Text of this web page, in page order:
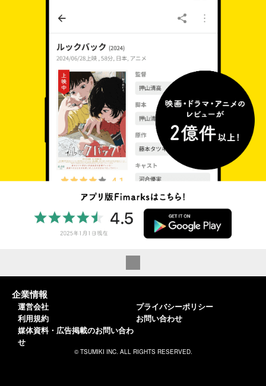
企業情報
運営会社
利用規約
媒体資料・広告掲載のお問い合わ
せ
プライバシーポリシー
お問い合わせ
© TSUMIKI INC. ALL RIGHTS RESERVED.